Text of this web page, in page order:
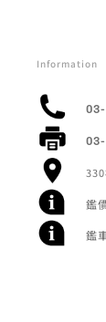
Information
鑑
鑑